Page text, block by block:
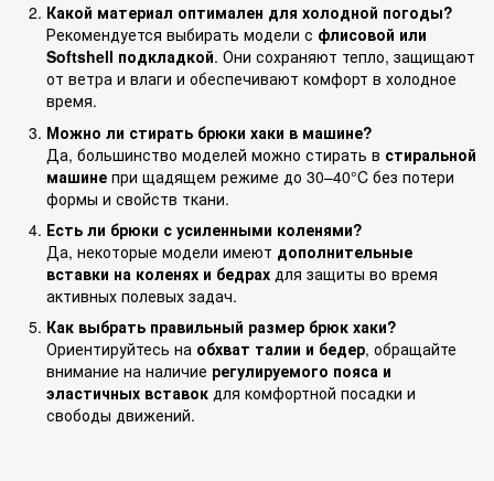
Какой материал оптимален для холодной погоды?
Рекомендуется выбирать модели с флисовой или
Softshell подкладкой. Они сохраняют тепло, защищают
от ветра и влаги и обеспечивают комфорт в холодное
время.
Можно ли стирать брюки хаки в машине?
Да, большинство моделей можно стирать в стиральной
машине при щадящем режиме до 30–40°C без потери
формы и свойств ткани.
Есть ли брюки с усиленными коленями?
Да, некоторые модели имеют дополнительные
вставки на коленях и бедрах для защиты во время
активных полевых задач.
Как выбрать правильный размер брюк хаки?
Ориентируйтесь на обхват талии и бедер, обращайте
внимание на наличие регулируемого пояса и
эластичных вставок для комфортной посадки и
свободы движений.